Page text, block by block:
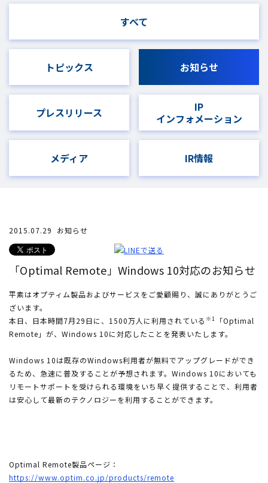
すべて
トピックス お知らせ
プレスリリース
IP
インフォメーション
メディア IR情報
2015.07.29 お知らせ
「Optimal Remote」Windows 10対応のお知らせ
平素はオプティム製品およびサービスをご愛顧賜り、誠にありがとうご
ざいます。
本日、日本時間7月29日に、1500万人に利用されている ※1
「Optimal
Remote」が、Windows 10に対応したことを発表いたします。
Windows 10は既存のWindows利用者が無料でアップグレードができ
るため、急速に普及することが予想されます。Windows 10においても
リモートサポートを受けられる環境をいち早く提供することで、利用者
は安心して最新のテクノロジーを利用することができます。
Optimal Remote製品ページ：
https://www.optim.co.jp/products/remote